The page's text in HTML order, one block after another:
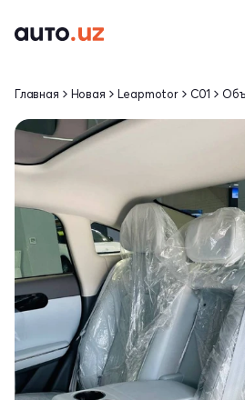
Главная Новая Leapmotor C01